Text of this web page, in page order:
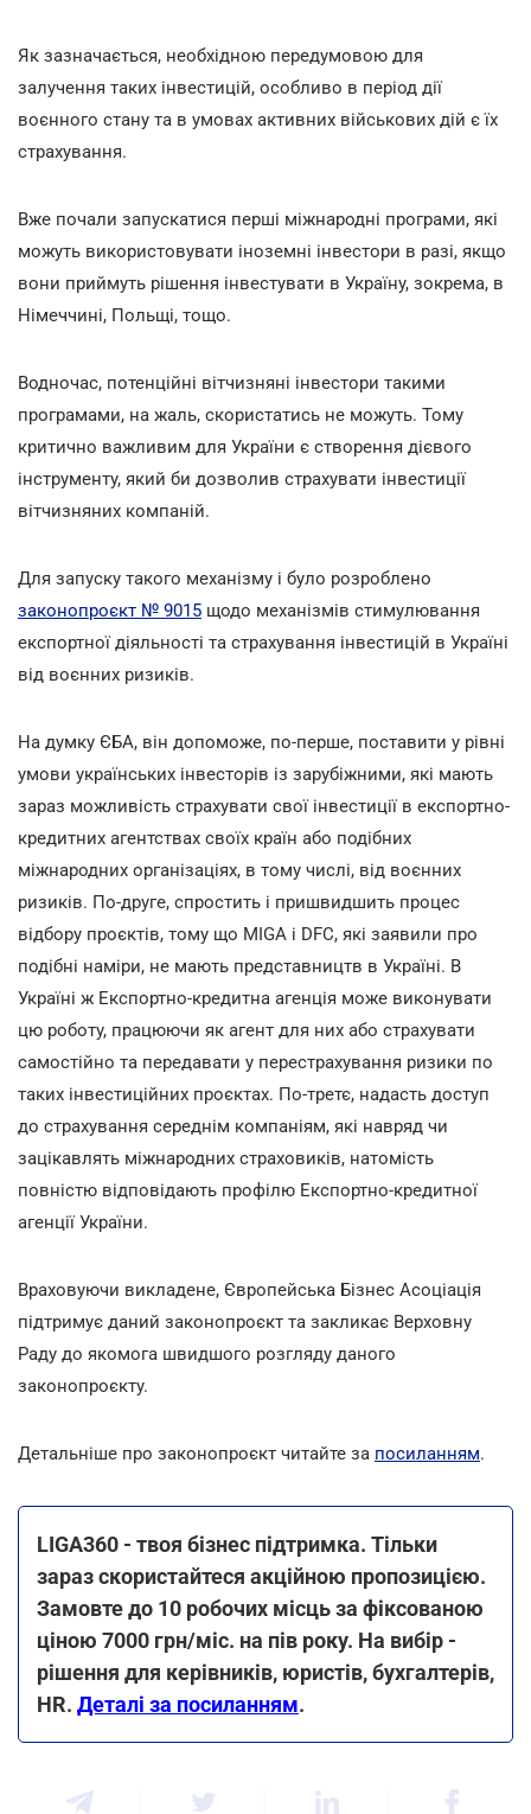
Як зазначається, необхідною передумовою для
залучення таких інвестицій, особливо в період дії
воєнного стану та в умовах активних військових дій є їх
страхування.
Вже почали запускатися перші міжнародні програми, які
можуть використовувати іноземні інвестори в разі, якщо
вони приймуть рішення інвестувати в Україну, зокрема, в
Німеччині, Польщі, тощо.
Водночас, потенційні вітчизняні інвестори такими
програмами, на жаль, скористатись не можуть. Тому
критично важливим для України є створення дієвого
інструменту, який би дозволив страхувати інвестиції
вітчизняних компаній.
Для запуску такого механізму і було розроблено
законопроєкт № 9015 щодо механізмів стимулювання
експортної діяльності та страхування інвестицій в Україні
від воєнних ризиків.
На думку ЄБА, він допоможе, по-перше, поставити у рівні
умови українських інвесторів із зарубіжними, які мають
зараз можливість страхувати свої інвестиції в експортно-
кредитних агентствах своїх країн або подібних
міжнародних організаціях, в тому числі, від воєнних
ризиків. По-друге, спростить і пришвидшить процес
відбору проєктів, тому що MIGA і DFC, які заявили про
подібні наміри, не мають представництв в Україні. В
Україні ж Експортно-кредитна агенція може виконувати
цю роботу, працюючи як агент для них або страхувати
самостійно та передавати у перестрахування ризики по
таких інвестиційних проєктах. По-третє, надасть доступ
до страхування середнім компаніям, які навряд чи
зацікавлять міжнародних страховиків, натомість
повністю відповідають профілю Експортно-кредитної
агенції України.
Враховуючи викладене, Європейська Бізнес Асоціація
підтримує даний законопроєкт та закликає Верховну
Раду до якомога швидшого розгляду даного
законопроєкту.
Детальніше про законопроєкт читайте за посиланням.
LIGA360 - твоя бізнес підтримка. Тільки
зараз скористайтеся акційною пропозицією.
Замовте до 10 робочих місць за фіксованою
ціною 7000 грн/міс. на пів року. На вибір -
рішення для керівників, юристів, бухгалтерів,
HR. Деталі за посиланням.